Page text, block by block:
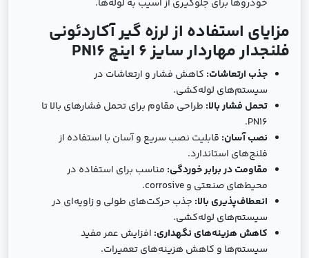
خودروها برای جلوگیری از آسیب به لوله‌ها.
مزایای استفاده از لرزه گیر آکاردئونی
فلنجدار مهاردار سایز 6 اینچ PN16
جذب ارتعاشات: کاهش فشار و ارتعاشات در
سیستم‌های لوله‌کشی.
تحمل فشار بالا: طراحی مقاوم برای تحمل فشارهای بالا تا
PN16.
نصب آسان: قابلیت نصب سریع و آسان با استفاده از
فلنج‌های استاندارد.
مقاومت در برابر خوردگی: مناسب برای استفاده در
محیط‌های صنعتی و corrosive.
انعطاف‌پذیری بالا: جذب حرکت‌های طولی و زاویه‌ای در
سیستم‌های لوله‌کشی.
کاهش هزینه‌های نگهداری: افزایش عمر مفید
سیستم‌ها و کاهش هزینه‌های تعمیرات.